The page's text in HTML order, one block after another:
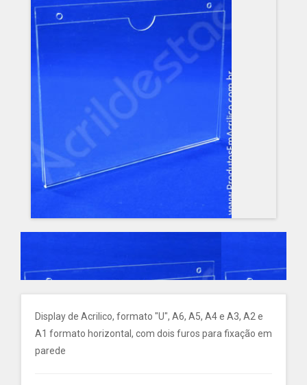
Display de Acrilico, formato "U", A6, A5, A4 e A3, A2 e
A1 formato horizontal, com dois furos para fixação em
parede